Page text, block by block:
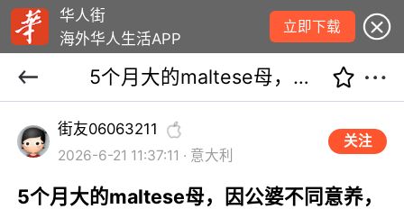
华人街
海外华人生活APP
立即下载
5个月大的maltese母，因公婆不同意养，只能隔爱。求好心人！自己会在尿垫上拉
街友06063211
2026-6-21 11:37:11 · 意大利
关注
5个月大的maltese母，因公婆不同意养，